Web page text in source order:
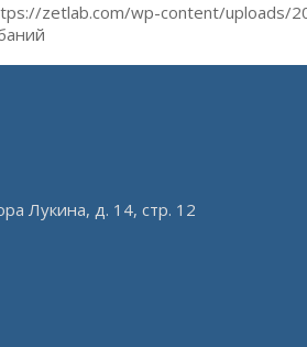
zetlab.com/wp-content/uploads/
Лукина, д. 14, стр. 12